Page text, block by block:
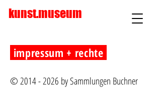
kunst.museum
impressum + rechte
©2014 - 2026 by Sammlungen Buchner